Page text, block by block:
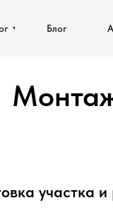
Блог
Блог
участка